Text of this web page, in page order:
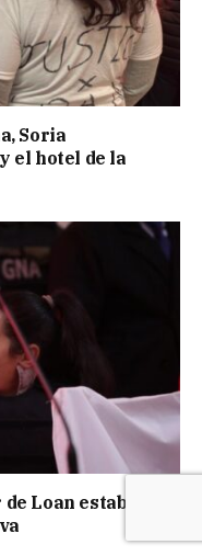
Soria
el hotel de la
Loan estaba en